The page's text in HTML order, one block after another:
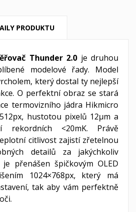
PRODUKTU
Thunder 2.0 je druhou
modelové řady. Model
který dostal ty nejlepší
O perfektní obraz se stará
termovizního jádra Hikmicro
hustotou pixelů 12μm a
rekordních <20mK. Právě
citlivost zajistí zřetelnou
detailů za jakýchkoliv
přenášen špičkovým OLED
1024×768px, který má
tak aby vám perfektně